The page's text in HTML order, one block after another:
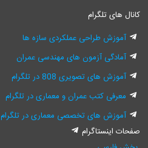
کانال های تلگرام
آموزش طراحی عملکردی سازه ها
آمادگی آزمون های مهندسی عمران
آموزش های تصویری 808 در تلگرام
معرفی کتب عمران و معماری در تلگرام
آموزش های تخصصی معماری در تلگرام
صفحات اینستاگرام